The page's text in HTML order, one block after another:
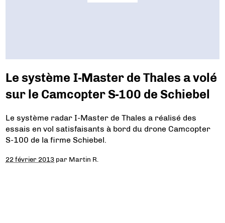
Le système I-Master de Thales a volé
sur le Camcopter S-100 de Schiebel
Le système radar I-Master de Thales a réalisé des
essais en vol satisfaisants à bord du drone Camcopter
S-100 de la firme Schiebel.
22 février 2013 par Martin R.